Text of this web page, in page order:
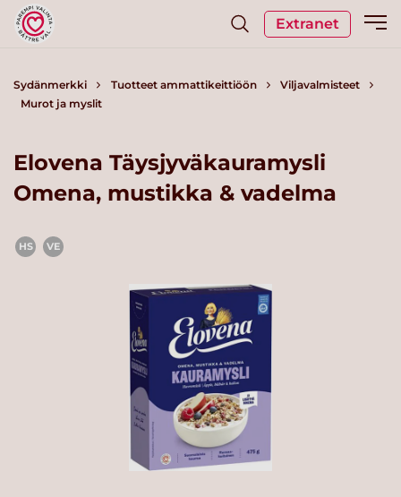
Extranet
Sydänmerkki Tuotteet ammattikeittiöön
Viljavalmisteet
Murot ja myslit
Elovena Täysjyväkauramysli
Omena, mustikka & vadelma
HS VE